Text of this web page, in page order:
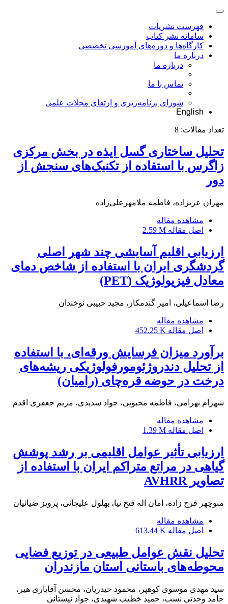
فهرست نشریات
سامانه نشر کتاب
کارگاه‌ها و دوره‌های آموزشی تخصصی
درباره ما
درباره ما
تماس با ما
شورای برنامه‌ریزی و ارتقای مجلات علمی
English
تعداد مقالات: 8
تحلیل ساختاری گسل ایذه در بخش مرکزی
زاگرس با استفاده از تکنیک‌های سنجش از
دور
مهران عزیزاده، فاطمه ملامهرعلی‌زاده
مشاهده مقاله
اصل مقاله 2.59 M
ارزیابی اقلیم آسایشی چند شهر اصلی
گردشگری ایران با استفاده از شاخص دمای
معادل فیزیولوژیک (PET)
رضا اسماعیلی، امیر گندمکار، مجید حبیبی نوخندان
مشاهده مقاله
اصل مقاله 452.25 K
برآورد میزان فرسایش ورقه‌ای، با استفاده
از تحلیل دندروژئومورفولوژیکی ریشه‌های
درخت در حوضه قره‌چای (رامیان)
شهرام بهرامی، فاطمه محبوبی، جواد سدیدی، مریم جعفری اقدم
مشاهده مقاله
اصل مقاله 1.39 M
ارزیابی تأثیر عوامل اقلیمی بر رشد پوشش
گیاهی در مراتع متراکم ایران با استفاده از
تصاویر AVHRR
منوچهر فرج زاده، امان اله فتح نیا، بهلول علیجانی، پرویز ضیائیان
مشاهده مقاله
اصل مقاله 613.44 K
تحلیل نقش عوامل طبیعی در توزیع فضایی
محوطه‌های باستانی استان مازندران
سید مهدی موسوی کوهپر، محمود حیدریان، محسن آقایاری هیر،
حامد وحدتی نسب، حمید خطیب شهیدی، جواد نیستانی